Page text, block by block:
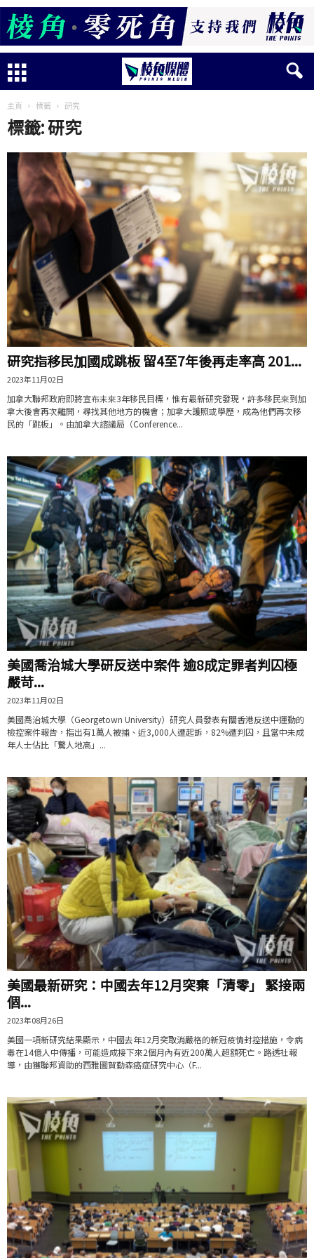
主頁 標籤 研究
標籤: 研究
研究指移民加國成跳板 留4至7年後再走率高 201...
2023年11月02日
加拿大聯邦政府即將宣布未來3年移民目標，惟有最新研究發現，許多移民來到加
拿大後會再次離開，尋找其他地方的機會；加拿大護照或學歷，成為他們再次移
民的「跳板」。由加拿大諮議局（Conference...
美國喬治城大學研反送中案件 逾8成定罪者判囚極
嚴苛...
2023年11月02日
美國喬治城大學（Georgetown University）研究人員發表有關香港反送中運動的
檢控案件報告，指出有1萬人被捕、近3,000人遭起訴，82%遭判囚，且當中未成
年人士佔比「驚人地高」...
美國最新研究：中國去年12月突棄「清零」 緊接兩
個...
2023年08月26日
美國一項新研究結果顯示，中國去年12月突取消嚴格的新冠疫情封控措施，令病
毒在14億人中傳播，可能造成接下來2個月內有近200萬人超額死亡。路透社報
導，由獲聯邦資助的西雅圖賀勤森癌症研究中心（F...